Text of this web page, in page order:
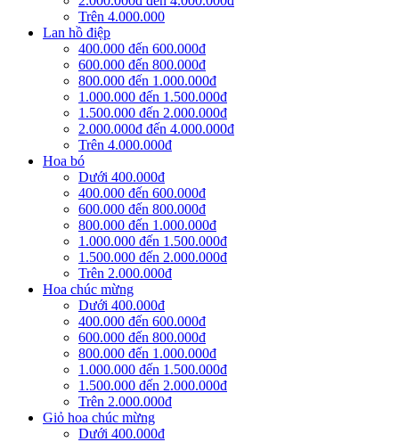
Trên 4.000.000
Lan hồ điệp
400.000 đến 600.000đ
600.000 đến 800.000đ
800.000 đến 1.000.000đ
1.000.000 đến 1.500.000đ
1.500.000 đến 2.000.000đ
2.000.000đ đến 4.000.000đ
Trên 4.000.000đ
Hoa bó
Dưới 400.000đ
400.000 đến 600.000đ
600.000 đến 800.000đ
800.000 đến 1.000.000đ
1.000.000 đến 1.500.000đ
1.500.000 đến 2.000.000đ
Trên 2.000.000đ
Hoa chúc mừng
Dưới 400.000đ
400.000 đến 600.000đ
600.000 đến 800.000đ
800.000 đến 1.000.000đ
1.000.000 đến 1.500.000đ
1.500.000 đến 2.000.000đ
Trên 2.000.000đ
Giỏ hoa chúc mừng
Dưới 400.000đ